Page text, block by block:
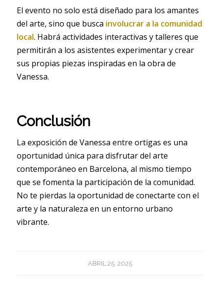
El evento no solo está diseñado para los amantes
del arte, sino que busca involucrar a la comunidad
local. Habrá actividades interactivas y talleres que
permitirán a los asistentes experimentar y crear
sus propias piezas inspiradas en la obra de
Vanessa.
Conclusión
La exposición de Vanessa entre ortigas es una
oportunidad única para disfrutar del arte
contemporáneo en Barcelona, al mismo tiempo
que se fomenta la participación de la comunidad.
No te pierdas la oportunidad de conectarte con el
arte y la naturaleza en un entorno urbano
vibrante.
ABRIL 25, 2025